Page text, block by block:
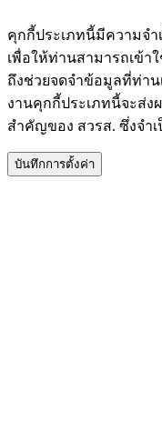
คุกกี้ประเภทนี้มีความจำ
เพื่อให้ท่านสามารถเข้า
ถึงช่วยจดจำข้อมูลที่ท่าน
งานคุกกี้ประเภทนี้จะส่ง
สำคัญของ สวรส. ซึ่งจำ
บันทึกการตั้งค่า